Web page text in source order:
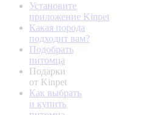
Установите
приложение Kinpet
Какая порода
подходит вам?
Подобрать
питомца
Подарки
от Kinpet
Как выбрать
и купить